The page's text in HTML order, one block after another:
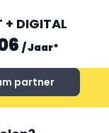
+ DIGITAL
/Jaar*
partner